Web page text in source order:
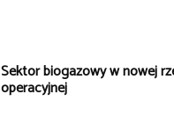
Sektor biogazowy w nowej
operacyjnej